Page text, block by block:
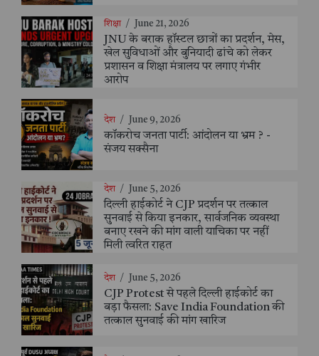
शिक्षा / June 21, 2026
JNU के बराक हॉस्टल छात्रों का प्रदर्शन, मेस,
खेल सुविधाओं और बुनियादी ढांचे को लेकर
प्रशासन व शिक्षा मंत्रालय पर लगाए गंभीर
आरोप
देश / June 9, 2026
कॉकरोच जनता पार्टी: आंदोलन या भ्रम ? -
संजय सक्सैना
देश / June 5, 2026
दिल्ली हाईकोर्ट ने CJP प्रदर्शन पर तत्काल
सुनवाई से किया इनकार, सार्वजनिक व्यवस्था
बनाए रखने की मांग वाली याचिका पर नहीं
मिली त्वरित राहत
देश / June 5, 2026
CJP Protest से पहले दिल्ली हाईकोर्ट का
बड़ा फैसला: Save India Foundation की
तत्काल सुनवाई की मांग खारिज